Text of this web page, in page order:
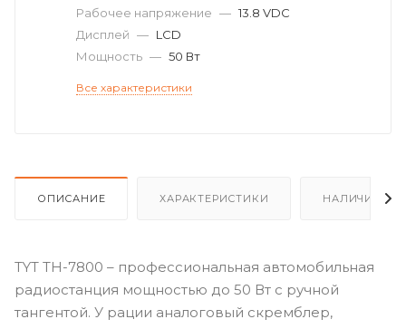
Рабочее напряжение — 13.8 VDC
Дисплей — LCD
Мощность — 50 Вт
Все характеристики
ОПИСАНИЕ ХАРАКТЕРИСТИКИ НАЛИЧИЕ
TYT TH-7800 – профессиональная автомобильная
радиостанция мощностью до 50 Вт с ручной
тангентой. У рации аналоговый скремблер,